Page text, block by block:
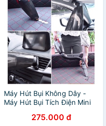
Máy Hút Bụi Không Dây -
Máy Hút Bụi Tích Điện Mini
275.000 đ